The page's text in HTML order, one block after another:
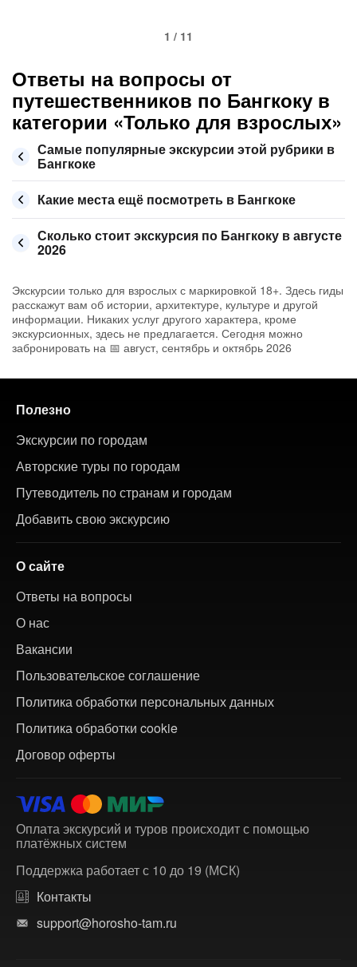
1 / 11
Ответы на вопросы от
путешественников по Бангкоку в
категории «Только для взрослых»
Самые популярные экскурсии этой рубрики в
Бангкоке
Какие места ещё посмотреть в Бангкоке
Сколько стоит экскурсия по Бангкоку в августе
2026
Экскурсии только для взрослых с маркировкой 18+. Здесь гиды
расскажут вам об истории, архитектуре, культуре и другой
информации. Никаких услуг другого характера, кроме
экскурсионных, здесь не предлагается. Сегодня можно
забронировать на 📅 август, сентябрь и октябрь 2026
Полезно
Экскурсии по городам
Авторские туры по городам
Путеводитель по странам и городам
Добавить свою экскурсию
О сайте
Ответы на вопросы
О нас
Вакансии
Пользовательское соглашение
Политика обработки персональных данных
Политика обработки cookie
Договор оферты
Оплата экскурсий и туров происходит с помощью
платёжных систем
Поддержка работает с 10 до 19 (МСК)
Контакты
support@horosho-tam.ru